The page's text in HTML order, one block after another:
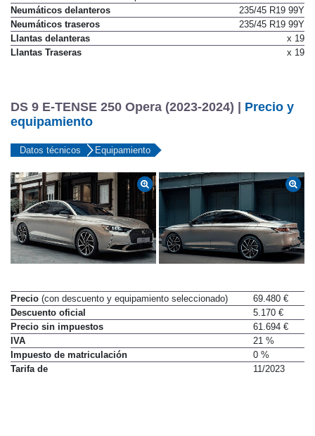
Vueltas de volante entre topes
3
Neumáticos delanteros
235/45 R19 99Y
Neumáticos traseros
235/45 R19 99Y
Llantas delanteras
x 19
DS 9 E-TENSE 250 Opera (2023-2024) |
Precio y
equipamiento
Precio(con descuento y equipamiento seleccionado)
69.480 €
Descuento oficial
5.170 €
Precio sin impuestos
61.694 €
IVA
21 %
Impuesto de matriculación
0 %